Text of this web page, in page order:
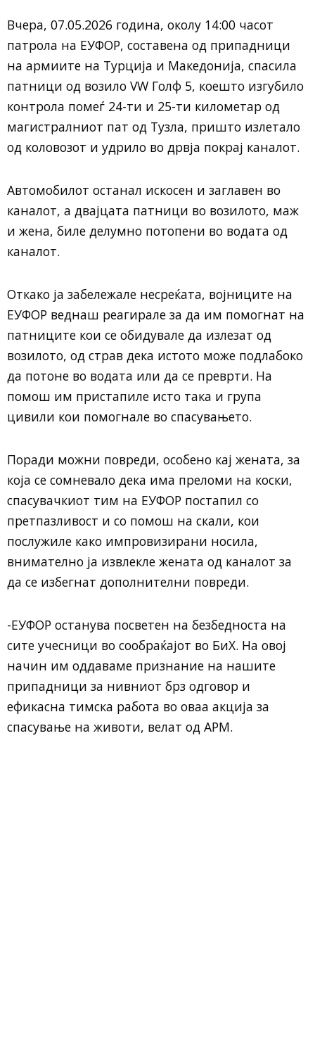
Вчера, 07.05.2026 година, околу 14:00 часот
патрола на ЕУФОР, составена од припадници
на армиите на Турција и Македонија, спасила
патници од возило VW Голф 5, коешто изгубило
контрола помеѓ 24-ти и 25-ти километар од
магистралниот пат од Тузла, пришто излетало
од коловозот и удрило во дрвја покрај каналот.
Автомобилот останал искосен и заглавен во
каналот, а двајцата патници во возилото, маж
и жена, биле делумно потопени во водата од
каналот.
Откако ја забележале несреќата, војниците на
ЕУФОР веднаш реагирале за да им помогнат на
патниците кои се обидувале да излезат од
возилото, од страв дека истото може подлабоко
да потоне во водата или да се преврти. На
помош им пристапиле исто така и група
цивили кои помогнале во спасувањето.
Поради можни повреди, особено кај жената, за
која се сомневало дека има преломи на коски,
спасувачкиот тим на ЕУФОР постапил со
претпазливост и со помош на скали, кои
послужиле како импровизирани носила,
внимателно ја извлекле жената од каналот за
да се избегнат дополнителни повреди.
-ЕУФОР останува посветен на безбедноста на
сите учесници во сообраќајот во БиХ. На овој
начин им оддаваме признание на нашите
припадници за нивниот брз одговор и
ефикасна тимска работа во оваа акција за
спасување на животи, велат од АРМ.